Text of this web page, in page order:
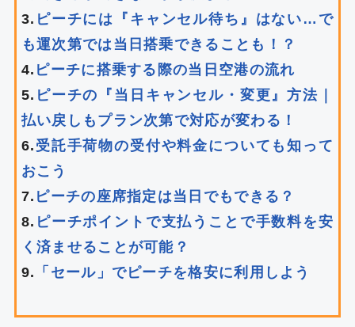
3. ピーチには『キャンセル待ち』はない…で
も運次第では当日搭乗できることも！？
4. ピーチに搭乗する際の当日空港の流れ
5. ピーチの『当日キャンセル・変更』方法｜
払い戻しもプラン次第で対応が変わる！
6. 受託手荷物の受付や料金についても知って
おこう
7. ピーチの座席指定は当日でもできる？
8. ピーチポイントで支払うことで手数料を安
く済ませることが可能？
9. 「セール」でピーチを格安に利用しよう